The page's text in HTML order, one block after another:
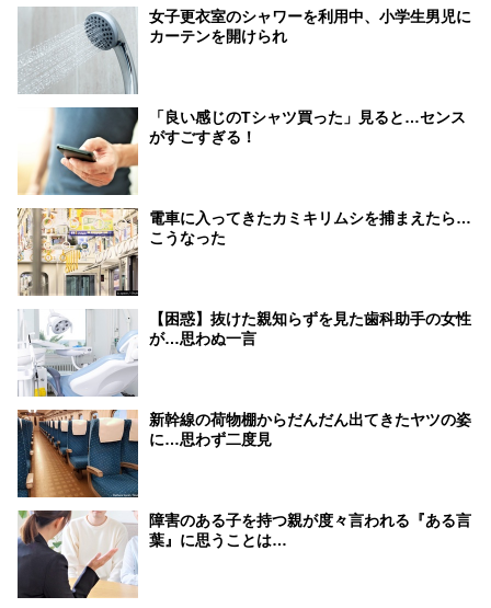
女子更衣室のシャワーを利用中、小学生男児に
カーテンを開けられ
「良い感じのTシャツ買った」見ると…センス
がすごすぎる！
電車に入ってきたカミキリムシを捕まえたら…
こうなった
【困惑】抜けた親知らずを見た歯科助手の女性
が…思わぬ一言
新幹線の荷物棚からだんだん出てきたヤツの姿
に…思わず二度見
障害のある子を持つ親が度々言われる『ある言
葉』に思うことは…